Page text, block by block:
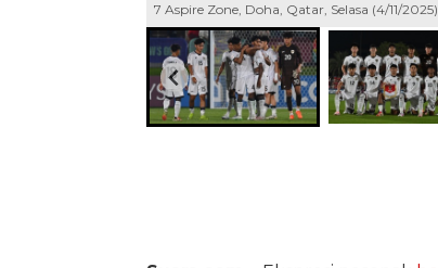
7 Aspire Zone, Doha, Qatar, Selasa (4/11/